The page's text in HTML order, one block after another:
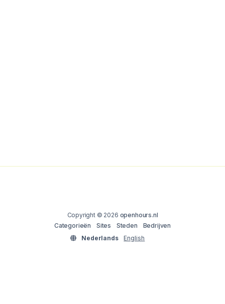
Copyright © 2026 openhours.nl
Categorieën
Sites Steden
Bedrijven
Nederlands
English